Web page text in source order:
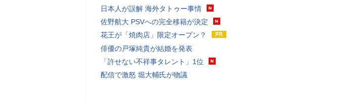
日本人が誤解 海外タトゥー事情
佐野航大 PSVへの完全移籍が決定
花王が「焼肉店」限定オープン？
俳優の戸塚純貴が結婚を発表
「許せない不祥事タレント」1位
配信で激怒 堀大輔氏が物議